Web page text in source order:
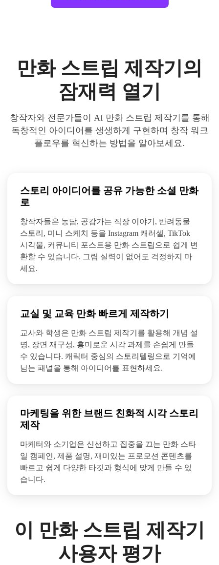
만화 스트립 제작기의
잠재력 열기
창작자와 전문가들이 AI 만화 스트립 제작기를 통해
독창적인 아이디어를 생생하게 구현하며 창작 워크
플로우를 혁신하는 방법을 알아보세요.
스토리 아이디어를 공유 가능한 소셜 만화
로
창작자들은 농담, 공감가는 직장 이야기, 반려동물
스토리, 미니 스케치 등을 Instagram 캐러셀, TikTok
시각물, 커뮤니티 포스트용 만화 스트립으로 쉽게 변
환할 수 있습니다. 그림 실력이 없어도 걱정하지 마
세요.
교실 및 교육 만화 빠르게 제작하기
교사와 학생은 만화 스트립 제작기를 활용해 개념 설
명, 장면 재구성, 흥미로운 시각 과제를 손쉽게 만들
수 있습니다. 캐릭터 중심의 스토리텔링으로 기억에
남는 패널을 통해 아이디어를 표현하세요.
마케팅을 위한 브랜드 친화적 시각 스토리
제작
마케터와 소기업은 신선하고 집중을 끄는 만화 스타
일 캠페인, 제품 설명, 재미있는 프로모션 콘텐츠를
빠르고 쉽게 다양한 타깃과 형식에 맞게 만들 수 있
습니다.
이 만화 스트립 제작기
사용자 평가